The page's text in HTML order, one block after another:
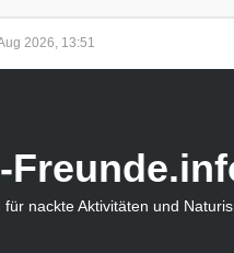
2026, 13:51
für nackte Aktivitäten und